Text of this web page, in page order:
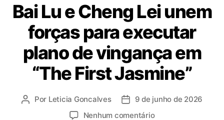
B
R
E
A
K
t
e
g
o
r
i
Bai Lu e Cheng Lei unem
forças para executar
plano de vingança em
“The First Jasmine”
A Por Leticia Goncalves
D 9 de junho de 2026
Nenhum comentárioe